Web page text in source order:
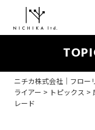
ニチカ株式会社｜フロー
ライアー > トピックス >
レード